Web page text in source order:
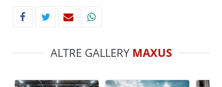
ALTRE GALLERY MAXUS